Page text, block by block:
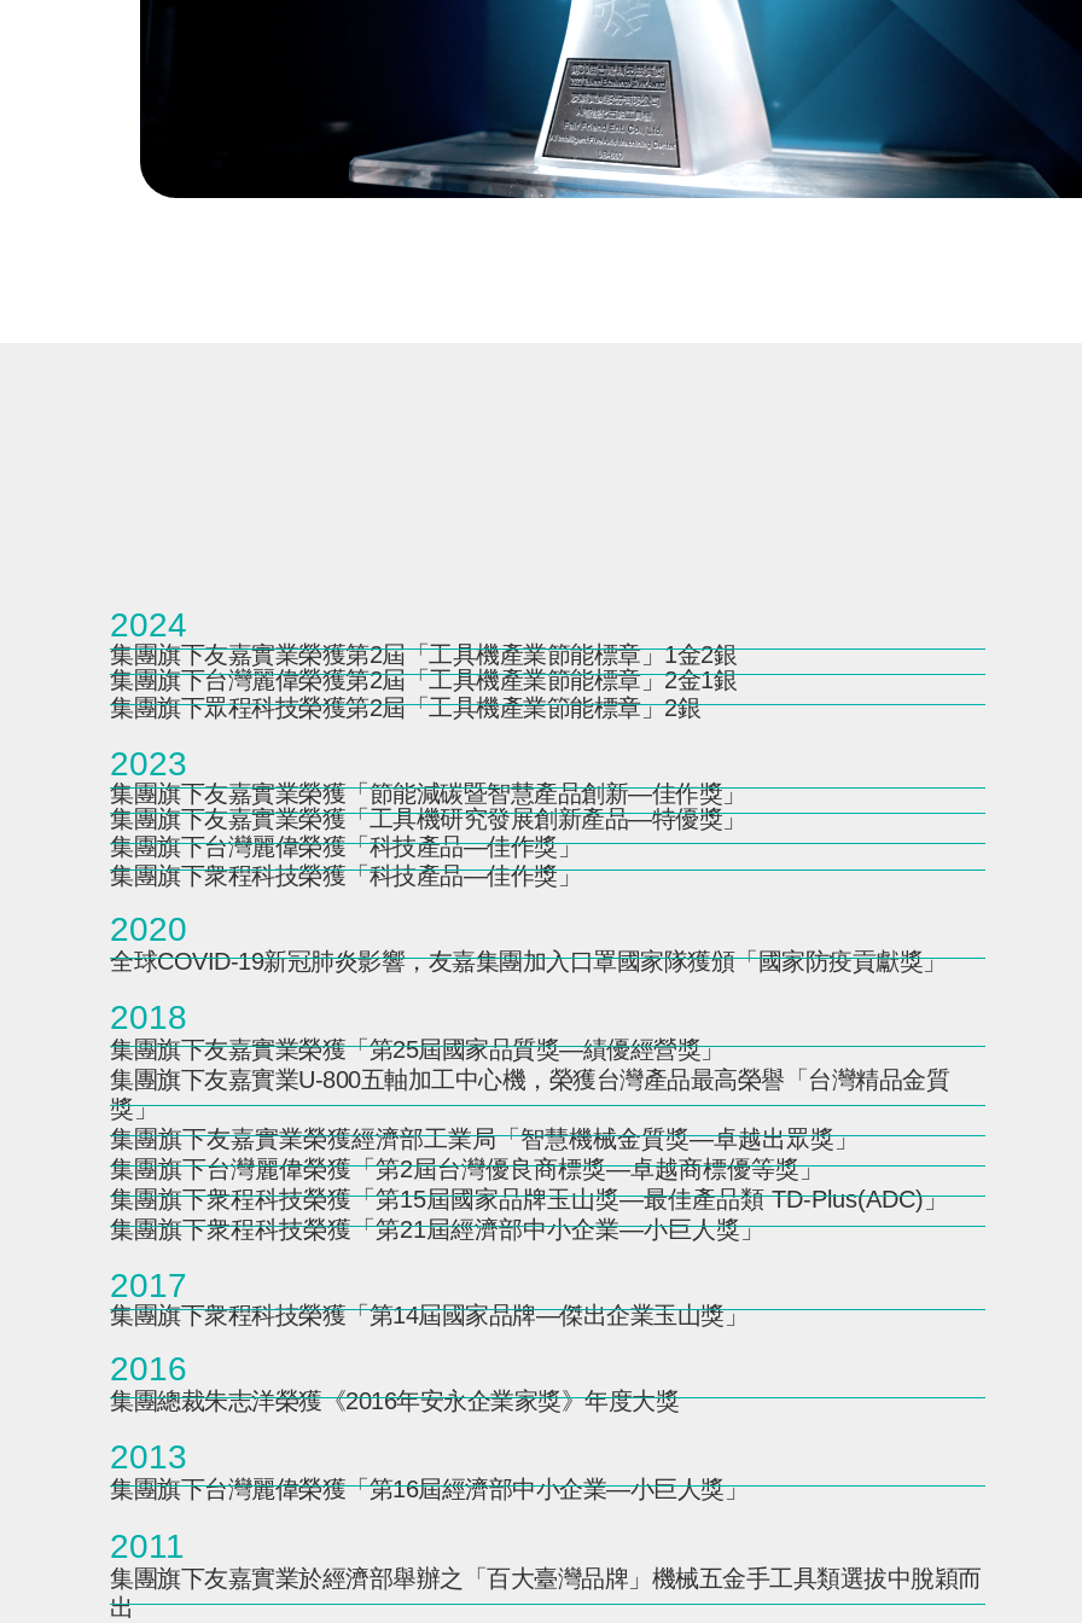
2024
集團旗下友嘉實業榮獲第2屆「工具機產業節能標章」1金2銀
集團旗下台灣麗偉榮獲第2屆「工具機產業節能標章」2金1銀
集團旗下眾程科技榮獲第2屆「工具機產業節能標章」2銀
2023
集團旗下友嘉實業榮獲「節能減碳暨智慧產品創新—佳作獎」
集團旗下友嘉實業榮獲「工具機研究發展創新產品—特優獎」
集團旗下台灣麗偉榮獲「科技產品—佳作獎」
集團旗下衆程科技榮獲「科技產品—佳作獎」
2020
全球COVID-19新冠肺炎影響，友嘉集團加入口罩國家隊獲頒「國家防疫貢獻獎」
2018
集團旗下友嘉實業榮獲「第25屆國家品質獎—績優經營獎」
集團旗下友嘉實業U-800五軸加工中心機，榮獲台灣產品最高榮譽「台灣精品金質
獎」
集團旗下友嘉實業榮獲經濟部工業局「智慧機械金質獎—卓越出眾獎」
集團旗下台灣麗偉榮獲「第2屆台灣優良商標獎—卓越商標優等獎」
集團旗下衆程科技榮獲「第15屆國家品牌玉山獎—最佳產品類 TD-Plus(ADC)」
集團旗下衆程科技榮獲「第21屆經濟部中小企業—小巨人獎」
2017
集團旗下衆程科技榮獲「第14屆國家品牌—傑出企業玉山獎」
2016
集團總裁朱志洋榮獲《2016年安永企業家獎》年度大獎
2013
集團旗下台灣麗偉榮獲「第16屆經濟部中小企業—小巨人獎」
2011
集團旗下友嘉實業於經濟部舉辦之「百大臺灣品牌」機械五金手工具類選拔中脫穎而
出